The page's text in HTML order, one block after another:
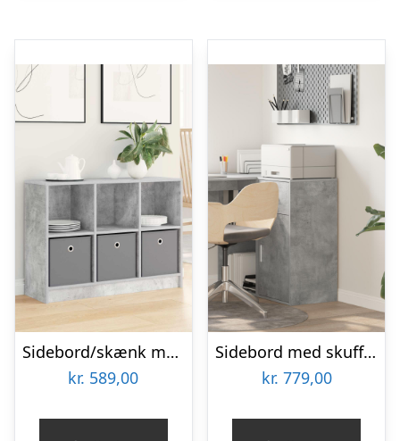
Sidebord/skænk med 3 skuffer – beton grå, 88,5 × 27,5 × 63,5 cm
kr. 589,00
Sidebord med skuffe – beton grå 38 × 34 × 75 cm
kr. 779,00